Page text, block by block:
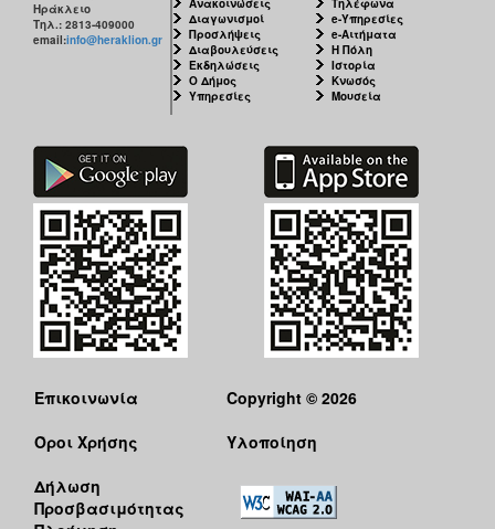
Ηράκλειο
Τηλ.: 2813-409000
email:info@heraklion.gr
Διαγωνισμοί
Προσλήψεις
Διαβουλεύσεις
Εκδηλώσεις
Ο Δήμος
Υπηρεσίες
e-Υπηρεσίες
e-Αιτήματα
Η Πόλη
Ιστορία
Κνωσός
Μουσεία
Επικοινωνία
Όροι Χρήσης
Δήλωση
Προσβασιμότητας
Copyright © 2026
Υλοποίηση